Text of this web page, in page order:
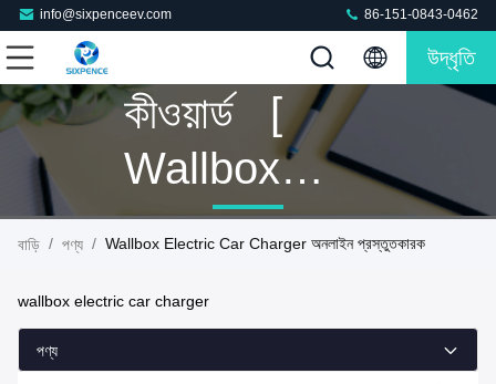
info@sixpenceev.com 86-151-0843-0462
উদ্ধৃতি
কীওয়ার্ড [
Wallbox
Electric Car
ম্যাচ 46 পণ্য
বাড়ি / পণ্য / Wallbox Electric Car Charger অনলাইন প্রস্তুতকারক
wallbox electric car charger
পণ্য